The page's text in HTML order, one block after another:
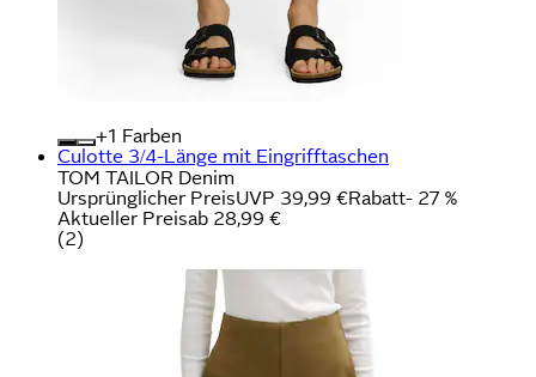
+
Farben
Culotte 3/4-Länge mit Eingrifftaschen
TOM TAILOR Denim
Ursprünglicher PreisUVP 39,99 €Rabatt- 27 %
Aktueller Preisab 28,99 €
(2)